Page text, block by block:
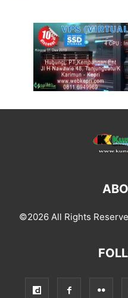
©2026 All Rights